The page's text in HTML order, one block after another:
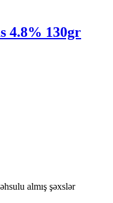
4.8% 130gr
almış şəxslər